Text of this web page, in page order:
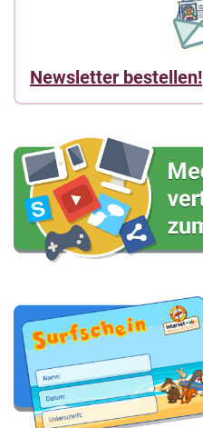
Newsletter bestellen!